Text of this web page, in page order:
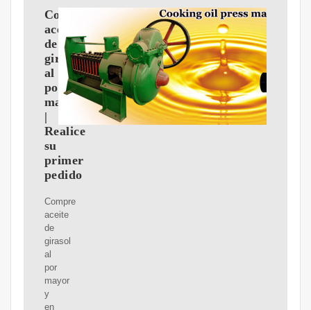
Comprar
aceite
de
girasol
al
por
mayor
|
Realice
su
primer
pedido
Compre
aceite
de
girasol
al
por
mayor
y
en